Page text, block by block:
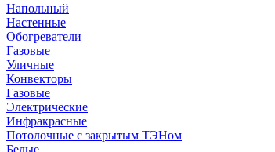
Напольный
Настенные
Обогреватели
Газовые
Уличные
Конвекторы
Газовые
Электрические
Инфракрасные
Потолочные с закрытым ТЭНом
Белые